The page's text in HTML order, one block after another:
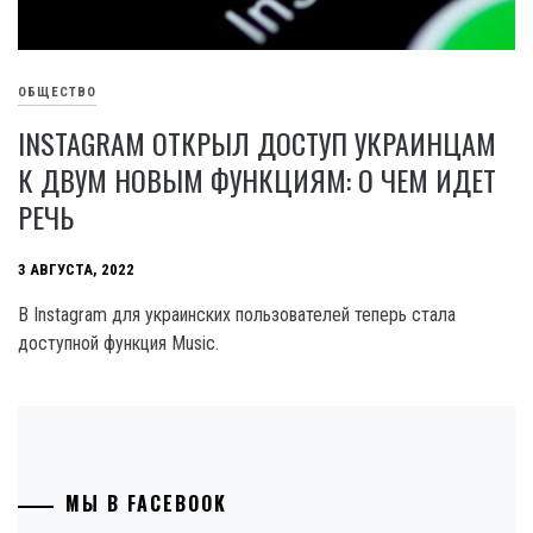
ОБЩЕСТВО
INSTAGRAM ОТКРЫЛ ДОСТУП УКРАИНЦАМ
К ДВУМ НОВЫМ ФУНКЦИЯМ: О ЧЕМ ИДЕТ
РЕЧЬ
3 АВГУСТА, 2022
В Instagram для украинских пользователей теперь стала
доступной функция Music.
МЫ В FACEBOOK